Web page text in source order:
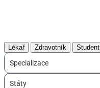
Lékař Zdravotník Student
Specializace
Státy